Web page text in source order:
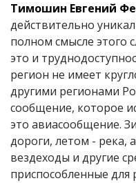
Тимошин Евгений
действительно
полном смысле этого
это и
регион не имеет
другими регионами
сообщение, которое
это авиасообщение.
дороги, летом - река,
вездеходы и другие
приспособленные для